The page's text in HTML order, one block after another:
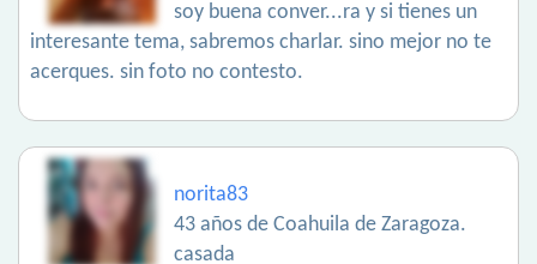
soy buena conver...ra y si tienes un
interesante tema, sabremos charlar. sino mejor no te
acerques. sin foto no contesto.
norita83
43 años de Coahuila de Zaragoza.
casada